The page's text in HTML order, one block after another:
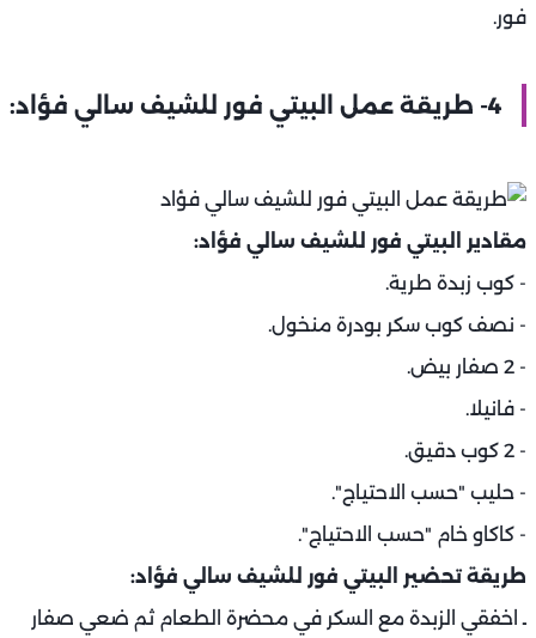
فور.
4- طريقة عمل البيتي فور للشيف سالي فؤاد:‏
مقادير البيتي فور للشيف سالي فؤاد:
- كوب زبدة طرية.
- نصف كوب سكر بودرة منخول.
- 2 صفار بيض.
- فانيلا.
- 2 كوب دقيق.
- حليب "حسب الاحتياج".
- كاكاو خام "حسب الاحتياج".
طريقة تحضير البيتي فور للشيف سالي فؤاد:‏
ـ اخفقي الزبدة مع السكر في محضرة الطعام ثم ضعي صفار